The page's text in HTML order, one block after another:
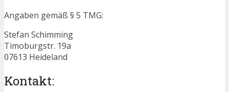
Angaben gemäß § 5 TMG:
Stefan Schimming
Timoburgstr. 19a
07613 Heideland
Kontakt: